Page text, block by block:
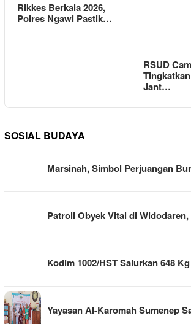
Rikkes Berkala 2026,
Polres Ngawi Pastik…
RSUD
Jant…
SOSIAL BUDAYA
Marsinah, Simbol Perjuangan
Patroli Obyek Vital di
Kodim 1002/HST Salurkan 648
Yayasan Al-Karomah Sumenep